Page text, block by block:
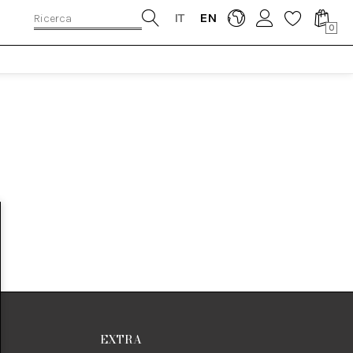
IT EN
0
EXTRA